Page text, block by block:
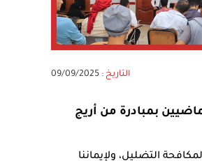
التاريخ : 09/09/2025
خلال الشهرين الماضيين بمبادرة من أريج
التضليل، ولإيماننا